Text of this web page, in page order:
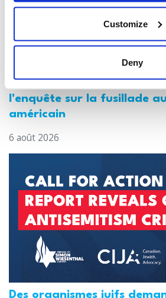
Customize
Deny
Le CIJA réagit à
par la police de Toronto
l'enquête sur la fusillade
américain
6 août 2026
Des organismes juifs